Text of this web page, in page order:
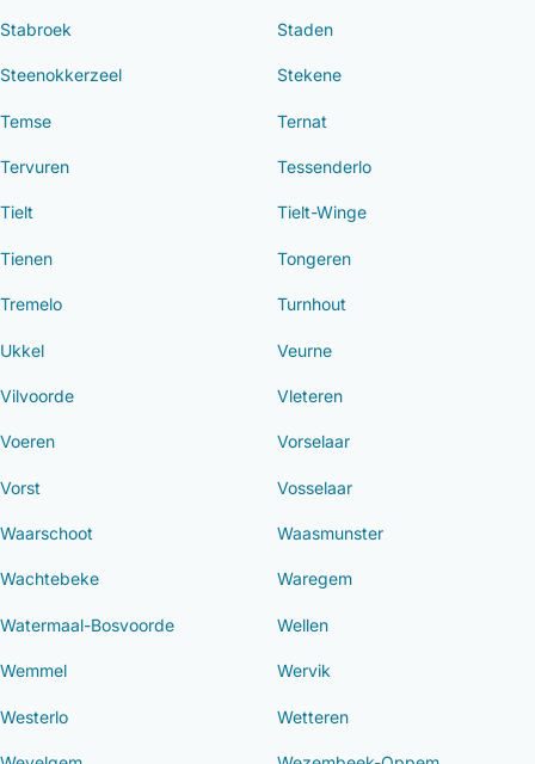
Stabroek Staden
Steenokkerzeel Stekene
Temse Ternat
Tervuren Tessenderlo
Tielt Tielt-Winge
Tienen Tongeren
Tremelo Turnhout
Ukkel Veurne
Vilvoorde Vleteren
Voeren Vorselaar
Vorst Vosselaar
Waarschoot Waasmunster
Wachtebeke Waregem
Watermaal-Bosvoorde Wellen
Wemmel Wervik
Westerlo Wetteren